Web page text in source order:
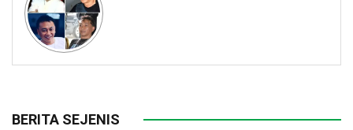
BERITA SEJENIS